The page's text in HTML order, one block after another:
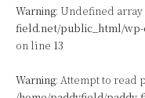
Warning: Undefined
field.net/public_html/wp-
on line 13
Warning: Attempt to read